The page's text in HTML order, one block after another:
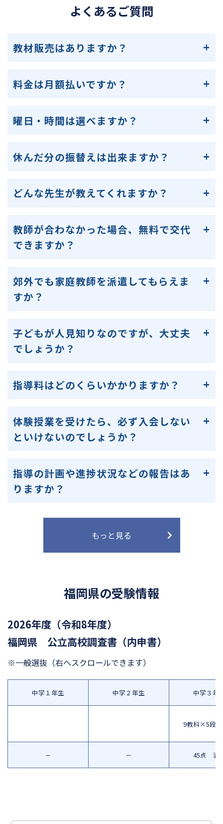
よくあるご質問
教材販売はありますか？
料金は月額払いですか？
曜日・時間は選べますか？
休んだ分の振替えは出来ますか？
どんな先生が教えてくれますか？
教師が合わなかった場合、無料で交代
できますか？
郊外でも家庭教師を派遣してもらえま
すか？
子どもが人見知りなのですが、大丈夫
でしょうか？
指導料はどのくらいかかりますか？
体験授業を受けたら、必ず入会しない
といけないのでしょうか？
指導の計画や進捗状況などの報告はあ
りますか？
もっと見る
福岡県の受験情報
2026年度（令和8年度）
福岡県 公立高校調査書（内申書）
※一般選抜 （右へスクロールできます）
中学１年生
－
中学２年生
－
中学３年
9教科×5段
45点 満